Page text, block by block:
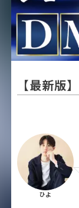
【最新版
ひよ